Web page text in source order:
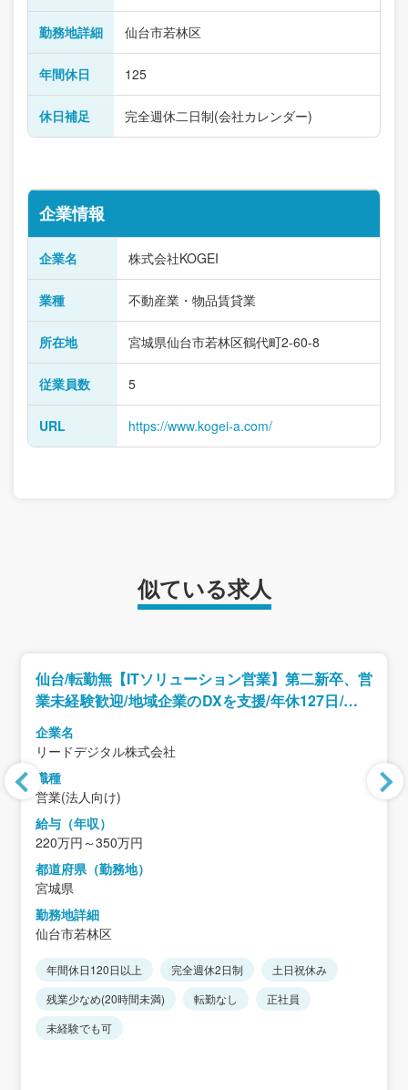
勤務地詳細 仙台市若林区
年間休日 125
休日補足 完全週休二日制(会社カレンダー)
企業情報
企業名 株式会社KOGEI
業種 不動産業・物品賃貸業
所在地 宮城県仙台市若林区鶴代町2-60-8
従業員数 5
URL https://www.kogei-a.com/
似ている求人
仙台/転勤無【ITソリューション営業】第二新卒、営
業未経験歓迎/地域企業のDXを支援/年休127日/残業
ほぼ無/WLB◎
企業名
リードデジタル株式会社
職種
営業(法人向け)
給与（年収）
220万円～350万円
都道府県（勤務地）
宮城県
勤務地詳細
仙台市若林区
年間休日120日以上 完全週休2日制
土日祝休み
残業少なめ(20時間未満)
転勤なし
正社員
未経験でも可